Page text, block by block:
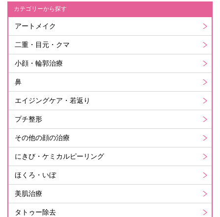
カテゴリーから探す
アートメイク
二重・目元・クマ
小顔・輪郭治療
鼻
エイジングケア・若返り
プチ整形
その他の顔の治療
にきび・ケミカルピーリング
ほくろ・いぼ
美肌治療
タトゥー除去